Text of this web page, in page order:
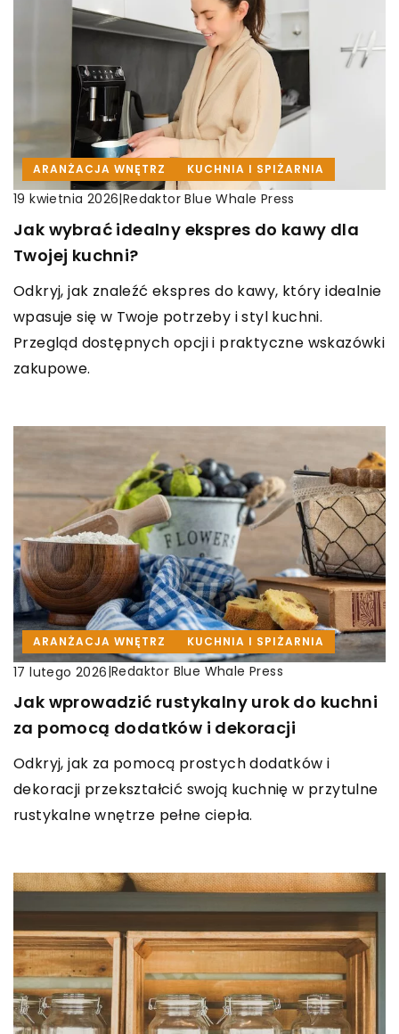
ARANŻACJA WNĘTRZ KUCHNIA I SPIŻARNIA
19 kwietnia 2026|Redaktor Blue Whale Press
Jak wybrać idealny ekspres do kawy dla
Twojej kuchni?
Odkryj, jak znaleźć ekspres do kawy, który idealnie
wpasuje się w Twoje potrzeby i styl kuchni.
Przegląd dostępnych opcji i praktyczne wskazówki
zakupowe.
ARANŻACJA WNĘTRZ KUCHNIA I SPIŻARNIA
17 lutego 2026|Redaktor Blue Whale Press
Jak wprowadzić rustykalny urok do kuchni
za pomocą dodatków i dekoracji
Odkryj, jak za pomocą prostych dodatków i
dekoracji przekształcić swoją kuchnię w przytulne
rustykalne wnętrze pełne ciepła.